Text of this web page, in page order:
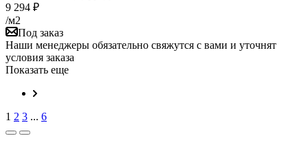
9 294 ₽
/м2
Под заказ
Наши менеджеры обязательно свяжутся с вами и уточнят
условия заказа
Показать еще
1 2 3 ... 6